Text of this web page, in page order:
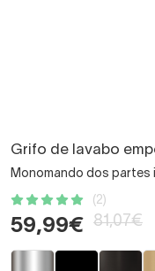
Grifo de lavabo
Monomando dos partes
(2)
59,99€ 81,07€